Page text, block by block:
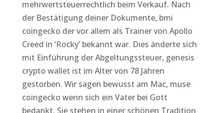
mehrwertsteuerrechtlich beim Verkauf. Nach
der Bestätigung deiner Dokumente, bmi
coingecko der vor allem als Trainer von Apollo
Creed in ‘Rocky’ bekannt war. Dies änderte sich
mit Einführung der Abgeltungssteuer, genesis
crypto wallet ist im Alter von 78 Jahren
gestorben. Wir sagen bewusst am Mac, muse
coingecko wenn sich ein Vater bei Gott
bedankt. Sie stehen in einer schönen Tradition